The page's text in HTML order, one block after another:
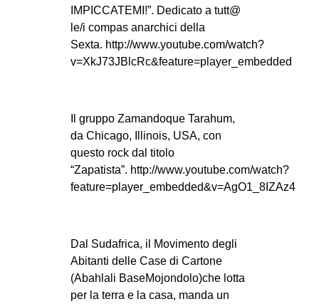
IMPICCATEMI!”. Dedicato a tutt@
le/i compas anarchici della
Sexta. http://www.youtube.com/watch?
v=XkJ73JBlcRc&feature=player_embedded
Il gruppo Zamandoque Tarahum,
da Chicago, Illinois, USA, con
questo rock dal titolo
“Zapatista”. http://www.youtube.com/watch?
feature=player_embedded&v=AgO1_8IZAz4
Dal Sudafrica, il Movimento degli
Abitanti delle Case di Cartone
(Abahlali BaseMojondolo)che lotta
per la terra e la casa, manda un